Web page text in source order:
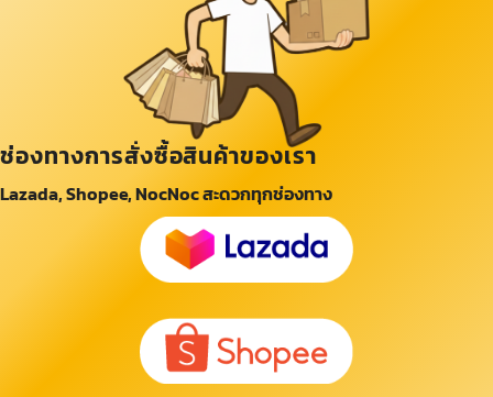
ช่องทางการสั่งซื้อสินค้าของเรา
Lazada, Shopee, NocNoc สะดวกทุกช่องทาง